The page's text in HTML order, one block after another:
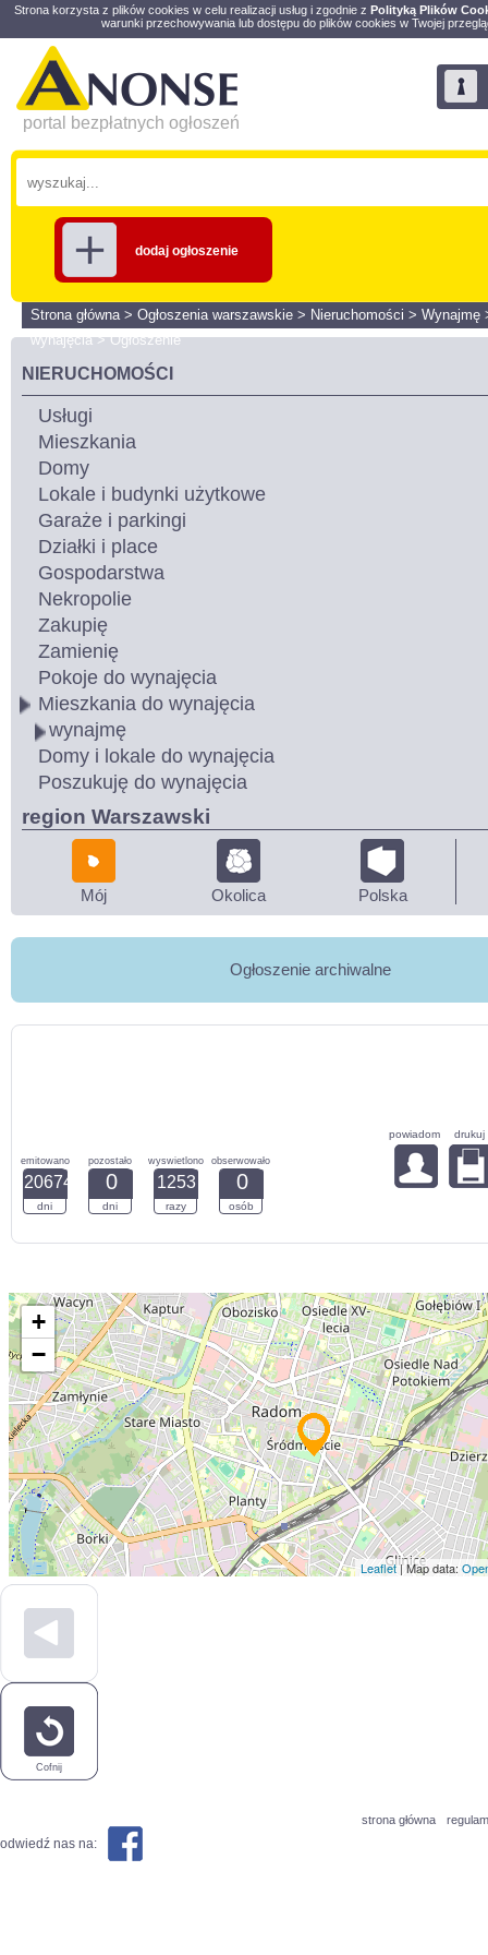
Strona korzysta z plików cookies w celu realizacji usług i zgodnie z Polityką Plików
warunki przechowywania lub dostępu do plików cookies w Twojej
portal bezpłatnych ogłoszeń
dodaj ogłoszenie
Strona główna> Ogłoszenia warszawskie > Nieruchomości > Wynajmę
wynajęcia>Ogłoszenie
NIERUCHOMOŚCI
Usługi
Mieszkania
Domy
Lokale i budynki użytkowe
Garaże i parkingi
Działki i place
Gospodarstwa
Nekropolie
Zakupię
Zamienię
Pokoje do wynajęcia
Mieszkania do wynajęcia
wynajmę
Domy i lokale do wynajęcia
Poszukuję do wynajęcia
region Warszawski
Mój Okolica Polska
Ogłoszenie archiwalne
emitowano
20674
dni
pozostało
0
dni
wyswietlono
1253
razy
obserwowało
0
osób
powiadom drukuj
+
−
Leaflet| Map data:
Cofnij
strona główna
odwiedź nas na: